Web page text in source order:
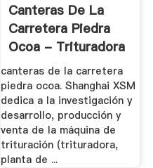
Canteras De La
Carretera Piedra
Ocoa - Trituradora
.
canteras de la carretera
piedra ocoa. Shanghai XSM
dedica a la investigación y
desarrollo, producción y
venta de la máquina de
trituración (trituradora,
planta de ...